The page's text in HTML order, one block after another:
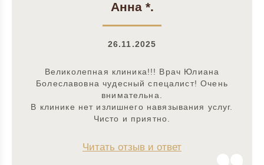
Анна *.
26.11.2025
Великолепная клиника!!! Врач Юлиана
Болеславовна чудесный спецалист! Очень
внимательна.
В клинике нет излишнего навязывания услуг.
Чисто и приятно.
Читать отзыв и ответ